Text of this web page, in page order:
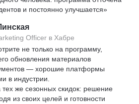
и постоянно улучшается»
Officer в Хабре
не только на программу,
обновления материалов
— хорошие платформы
в индустрии.
тех же сезонных скидок: решение
из своих целей и готовности